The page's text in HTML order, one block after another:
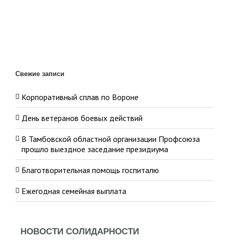
Свежие записи
Корпоративный сплав по Вороне
День ветеранов боевых действий
В Тамбовской областной организации Профсоюза
прошло выездное заседание президиума
Благотворительная помощь госпиталю
Ежегодная семейная выплата
НОВОСТИ СОЛИДАРНОСТИ